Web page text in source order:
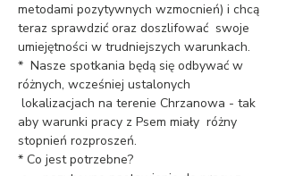
metodami pozytywnych wzmocnień) i chcą
teraz sprawdzić oraz doszlifować  swoje
umiejętności w trudniejszych warunkach.
*  Nasze spotkania będą się odbywać w
różnych, wcześniej ustalonych
lokalizacjach na terenie Chrzanowa - tak
aby warunki pracy z Psem miały  różny
stopnień rozproszeń.
* Co jest potrzebne?